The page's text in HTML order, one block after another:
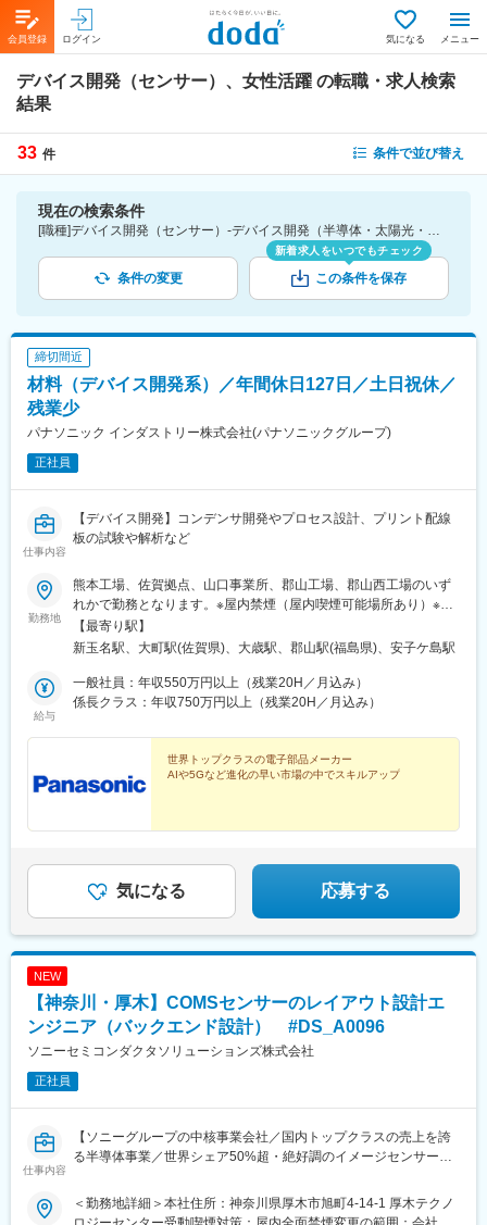
会員登録 ログイン 気になる メニュー
デバイス開発（センサー）、女性活躍 の転職・求人検索
結果
33 件 条件で並び替え
現在の検索条件
[職種]デバイス開発（センサー）-デバイス開発（半導体・太陽光・液晶・LEDなど） [詳細条件](会社・職場の環境)女性活躍
条件の変更
新着求人をいつでもチェック
この条件を保存
締切間近
材料（デバイス開発系）／年間休日127日／土日祝休／
残業少
パナソニック インダストリー株式会社(パナソニックグループ)
正社員
仕事内容
【デバイス開発】コンデンサ開発やプロセス設計、プリント配線
板の試験や解析など
勤務地
熊本工場、佐賀拠点、山口事業所、郡山工場、郡山西工場のいず
れかで勤務となります。※屋内禁煙（屋内喫煙可能場所あり）※業
務状況により、顧客対応のため、海外出張の可能性あり
【最寄り駅】
新玉名駅、大町駅(佐賀県)、大歳駅、郡山駅(福島県)、安子ケ島駅
給与
一般社員：年収550万円以上（残業20H／月込み）
係長クラス：年収750万円以上（残業20H／月込み）
世界トップクラスの電子部品メーカー
AIや5Gなど進化の早い市場の中でスキルアップ
気になる 応募する
NEW
【神奈川・厚木】COMSセンサーのレイアウト設計エ
ンジニア（バックエンド設計） #DS_A0096
ソニーセミコンダクタソリューションズ株式会社
正社員
仕事内容
【ソニーグループの中核事業会社／国内トップクラスの売上を誇
る半導体事業／世界シェア50%超・絶好調のイメージセンサー】
■業務内容：民生・プロ向けカメラのCMOSイメージセンサーのバ
ックエンド設計をお任せします。圧倒的な差異化技術により、
＜勤務地詳細＞本社住所：神奈川県厚木市旭町4-14-1 厚木テクノ